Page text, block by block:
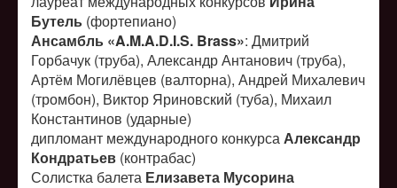
Бутель (фортепиано)
Ансамбль «A.M.A.D.I.S. Brass»: Дмитрий
Горбачук (труба), Александр Антанович (труба),
Артём Могилёвцев (валторна), Андрей Михалевич
(тромбон), Виктор Яриновский (туба), Михаил
Константинов (ударные)
дипломант международного конкурсаАлександр
Кондратьев (контрабас)
Солистка балета Елизавета Мусорина